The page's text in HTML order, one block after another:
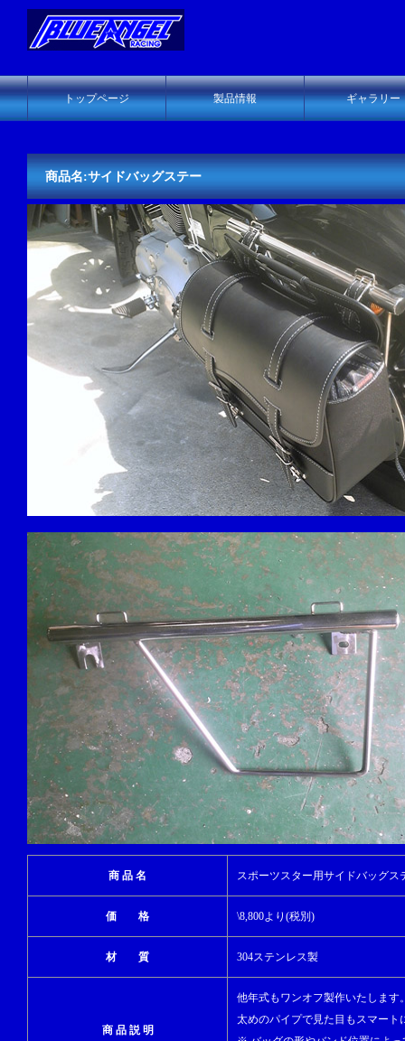
トップページ 製品情報 ギャラリー
商品名:サイドバッグステー
商 品 名 スポーツスター用サイドバッグス
価 格 \8,800より(税別)
材 質 304ステンレス製
商 品 説 明
他年式もワンオフ製作いたします
太めのパイプで見た目もスマート